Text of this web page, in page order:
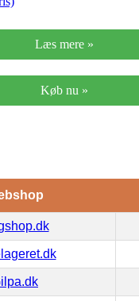
Læs mere »
Køb nu »